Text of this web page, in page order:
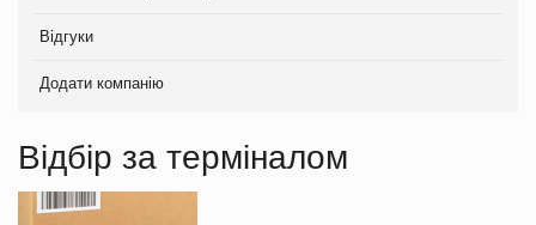
Відгуки
Додати компанію
Відбір за терміналом